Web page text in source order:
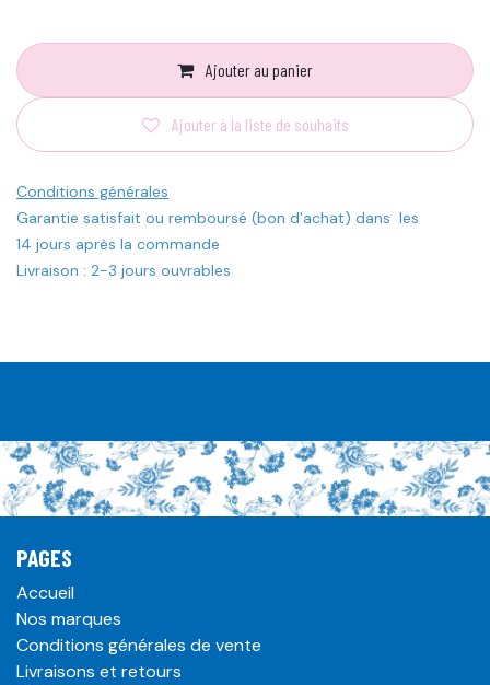
Ajouter au panier
Ajouter à la liste de souhaits
Conditions générales
Garantie satisfait ou remboursé (bon d'achat) dans les
14 jours après la commande
Livraison : 2-3 jours ouvrables
PAGES
Accueil
Nos marques
Conditions générales de vente
Livraisons et retours